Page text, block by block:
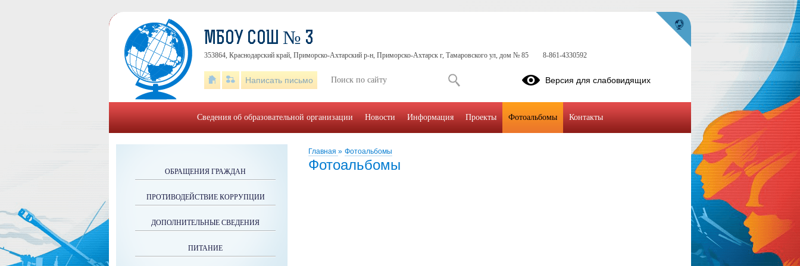
Главная » Фотоальбомы
Фотоальбомы
ОБРАЩЕНИЯ ГРАЖДАН
ПРОТИВОДЕЙСТВИЕ КОРРУПЦИИ
ДОПОЛНИТЕЛЬНЫЕ СВЕДЕНИЯ
ПИТАНИЕ
МБОУ СОШ № 3
353864, Краснодарский край, Приморско-Ахтарский р-н, Приморско-Ахтарск г, Тамаровского ул, дом № 85 8-861-4330592
Написать письмо Версия для слабовидящих
Сведения об образовательной организации Новости Информация Проекты Фотоальбомы Контакты